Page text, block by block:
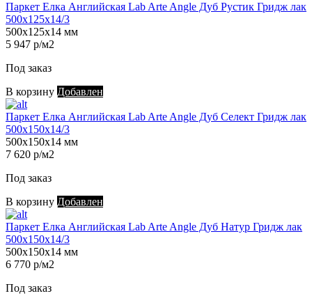
Паркет Елка Английская Lab Arte Angle Дуб Рустик Гридж лак
500х125х14/3
500х125х14 мм
5 947 р/м2
Под заказ
В корзину Добавлен
Паркет Елка Английская Lab Arte Angle Дуб Селект Гридж лак
500х150х14/3
500х150х14 мм
7 620 р/м2
Под заказ
В корзину Добавлен
Паркет Елка Английская Lab Arte Angle Дуб Натур Гридж лак
500х150х14/3
500х150х14 мм
6 770 р/м2
Под заказ